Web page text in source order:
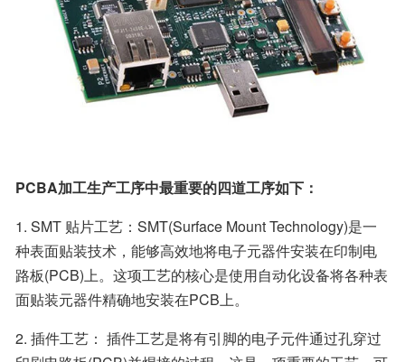
PCBA加工生产工序中最重要的四道工序如下：
1. SMT 贴片工艺：SMT(Surface Mount Technology)是一
种表面贴装技术，能够高效地将电子元器件安装在印制电
路板(PCB)上。这项工艺的核心是使用自动化设备将各种表
面贴装元器件精确地安装在PCB上。
2. 插件工艺： 插件工艺是将有引脚的电子元件通过孔穿过